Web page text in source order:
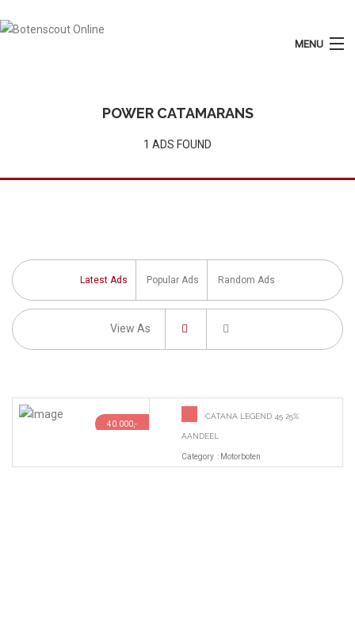
MENU
Plaats Advertentie
Contact
POWER CATAMARANS
1 ADS FOUND
Latest Ads Popular Ads Random Ads
View As
40.000,-
CATANA LEGEND 45 25%
AANDEEL
Category : Motorboten